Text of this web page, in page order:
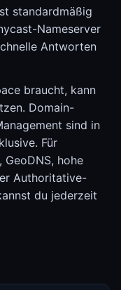
standardmäßig
Nameserver
Antworten
braucht, kann
Domain-
sind in
Für
hohe
Authoritative-
du jederzeit